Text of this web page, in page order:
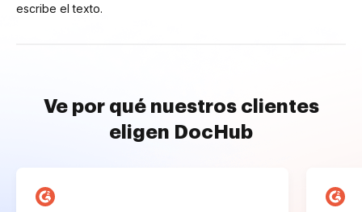
escribe el texto.
Ve por qué nuestros clientes
eligen DocHub